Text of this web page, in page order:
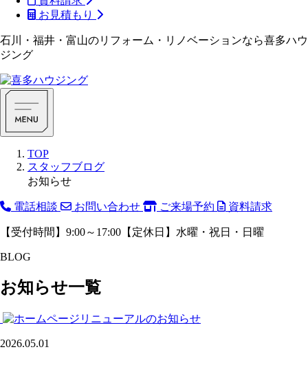
お見積もり
石川・福井・富山のリフォーム・リノベーションなら喜多ハウ
ジング
TOP
スタッフブログ
お知らせ
電話相談 お問い合わせ ご来場予約 資料請求
【受付時間】9:00～17:00【定休日】水曜・祝日・日曜
BLOG
お知らせ一覧
2026.05.01